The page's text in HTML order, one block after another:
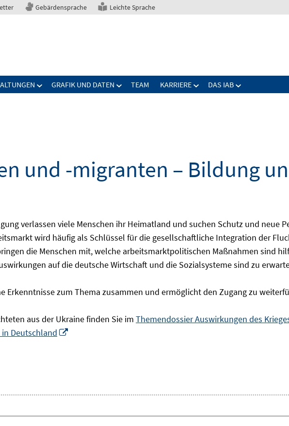
Gebärdensprache Leichte Sprache
GRAFIK UND DATEN TEAM KARRIERE DAS IAB
und -migranten – Bildung
verlassen viele Menschen ihr Heimatland und suchen Schutz und neue
wird häufig als Schlüssel für die gesellschaftliche Integration der
die Menschen mit, welche arbeitsmarktpolitischen Maßnahmen sind
auf die deutsche Wirtschaft und die Sozialsysteme sind zu
Erkenntnisse zum Thema zusammen und ermöglicht den Zugang zu
aus der Ukraine finden Sie im Themendossier Auswirkungen des
Deutschland